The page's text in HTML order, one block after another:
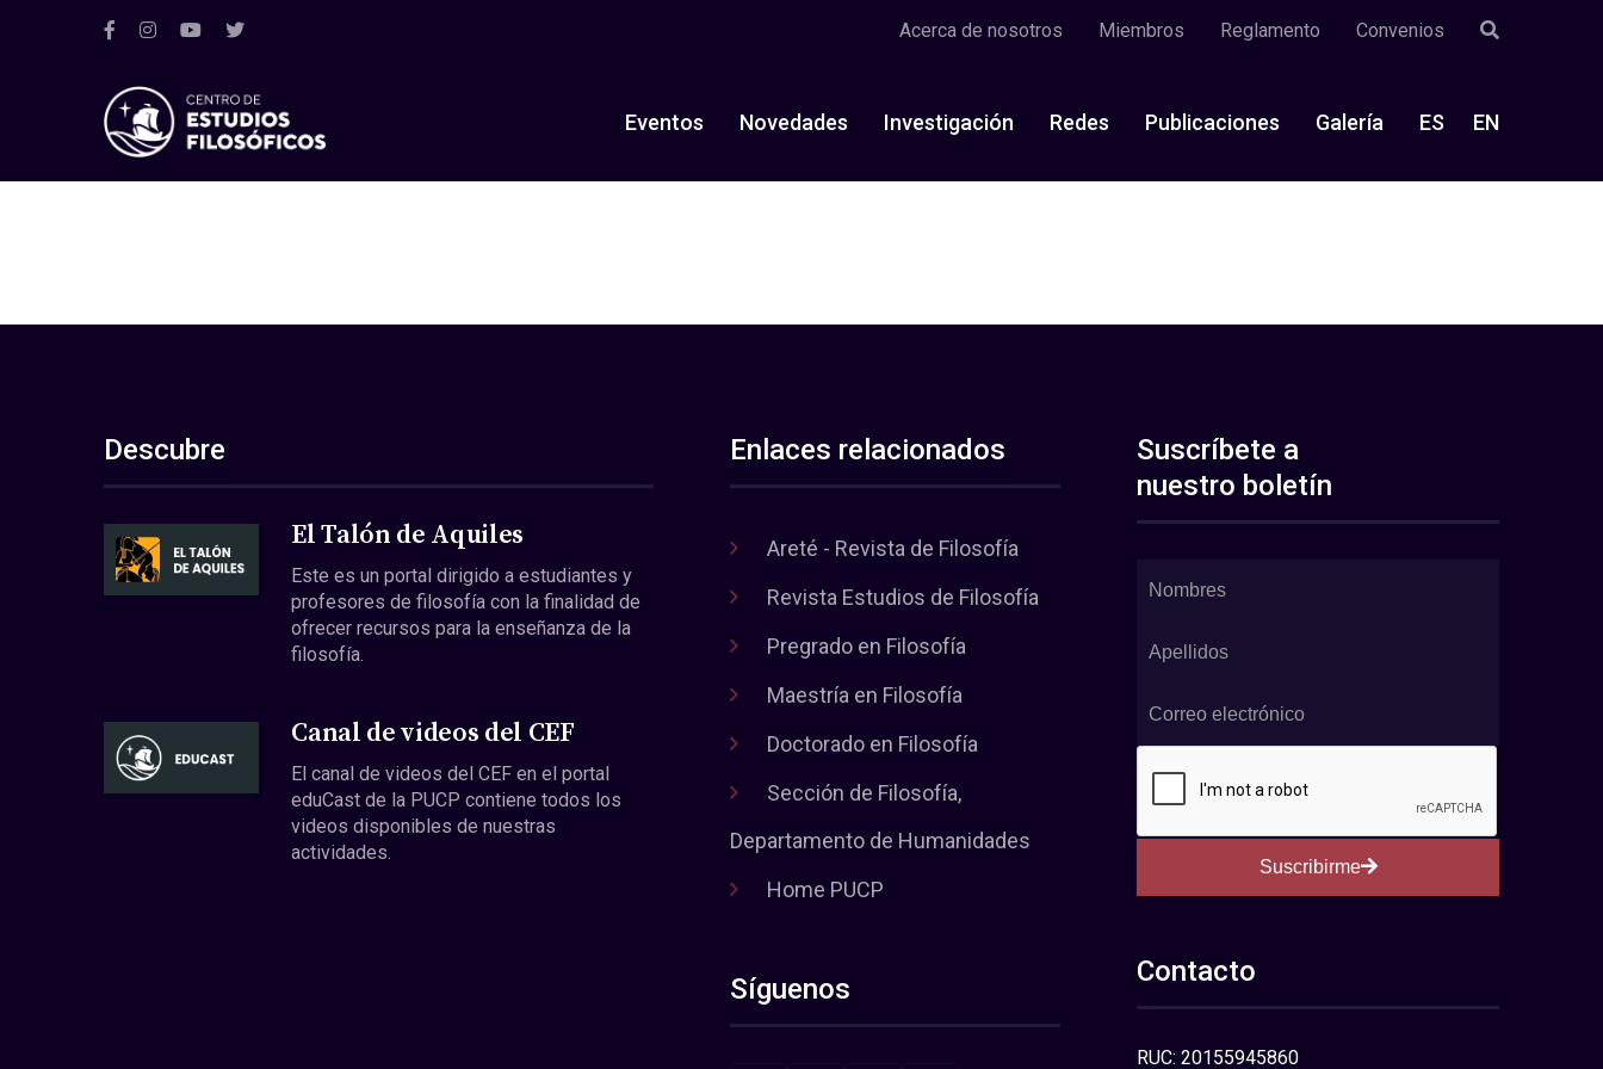
Acerca de nosotros Miembros Reglamento Convenios
Eventos Novedades Investigación Redes Publicaciones Galería ES EN
Descubre
El Talón de Aquiles
Este es un portal dirigido a estudiantes y
profesores de filosofía con la finalidad de
ofrecer recursos para la enseñanza de la
filosofía.
Canal de videos del CEF
El canal de videos del CEF en el portal
eduCast de la PUCP contiene todos los
videos disponibles de nuestras
actividades.
Enlaces relacionados
Areté - Revista de Filosofía
Revista Estudios de Filosofía
Pregrado en Filosofía
Maestría en Filosofía
Doctorado en Filosofía
Sección de Filosofía,
Departamento de Humanidades
Home PUCP
Síguenos
Suscríbete a
nuestro boletín
Suscribirme
Contacto
RUC: 20155945860